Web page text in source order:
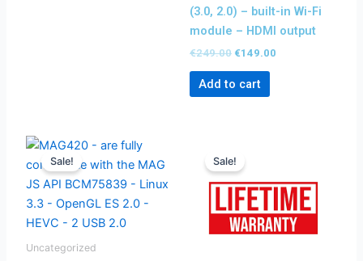
(3.0, 2.0) – built-in Wi-Fi
module – HDMI output
€249.00 €149.00
Add to cart
Sale!
Uncategorized
Original
price
was:
€239.00.
Current
price
is:
€139.00.
Sale!price
was:
€437.00.€237.00.